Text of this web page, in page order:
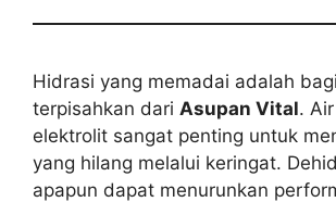
Hidrasi yang memadai adalah
terpisahkan dari Asupan Vital.
elektrolit sangat penting untuk
yang hilang melalui keringat.
apapun dapat menurunkan